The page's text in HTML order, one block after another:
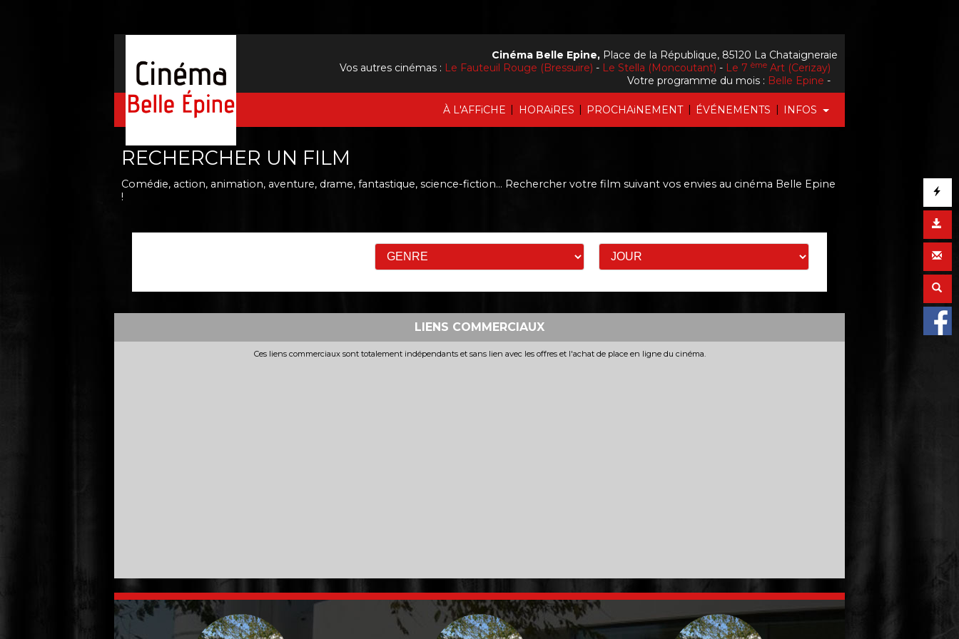
À L'AFFiCHE | HORAiRES | PROCHAiNEMENT | ÉVÉNEMENTS | INFOS
Cinéma Belle Epine, Place de la République, 85120 La Chataigneraie
Vos autres cinémas : Le Fauteuil Rouge (Bressuire) - Le Stella (Moncoutant) - Le 7 ème Art (Cerizay)
Votre programme du mois : Belle Epine -
RECHERCHER UN FILM
Comédie, action, animation, aventure, drame, fantastique, science-fiction... Rechercher votre film suivant vos envies au cinéma Belle Epine
!
LIENS COMMERCIAUX
Ces liens commerciaux sont totalement indépendants et sans lien avec les offres et l'achat de place en ligne du cinéma.